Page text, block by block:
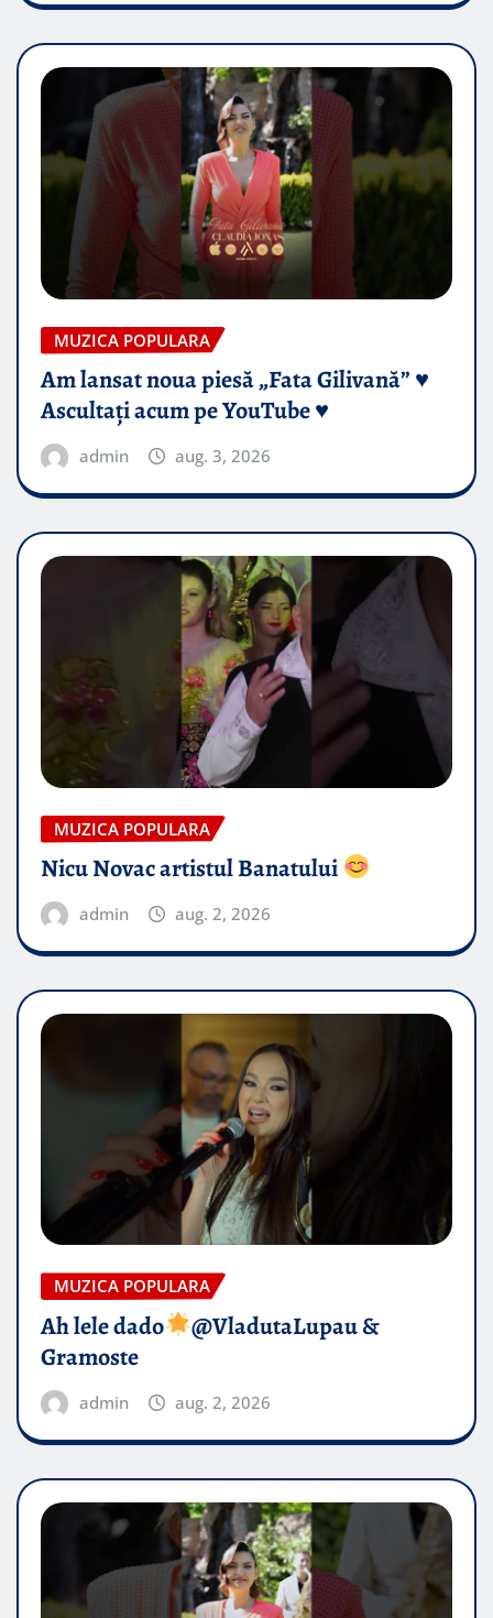
MUZICA POPULARA
Am lansat noua piesă „Fata Gilivană” ♥️
Ascultați acum pe YouTube ♥️
admin aug. 3, 2026
MUZICA POPULARA
Nicu Novac artistul Banatului
admin aug. 2, 2026
MUZICA POPULARA
Ah lele dado​
@VladutaLupau &
Gramoste
admin aug. 2, 2026